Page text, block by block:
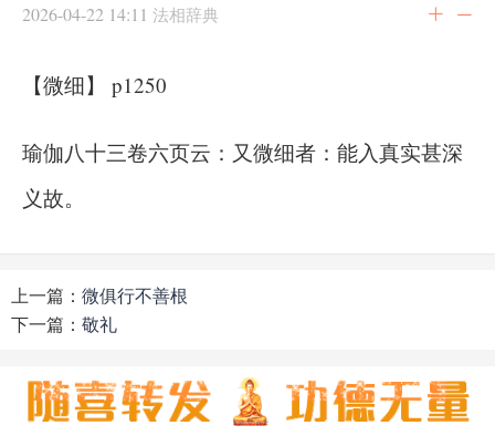
2026-04-22 14:11 法相辞典
【微细】 p1250
瑜伽八十三卷六页云：又微细者：能入真实甚深
义故。
上一篇： 微俱行不善根
下一篇： 敬礼